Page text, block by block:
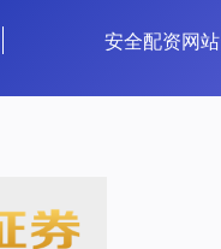
安全配资网站